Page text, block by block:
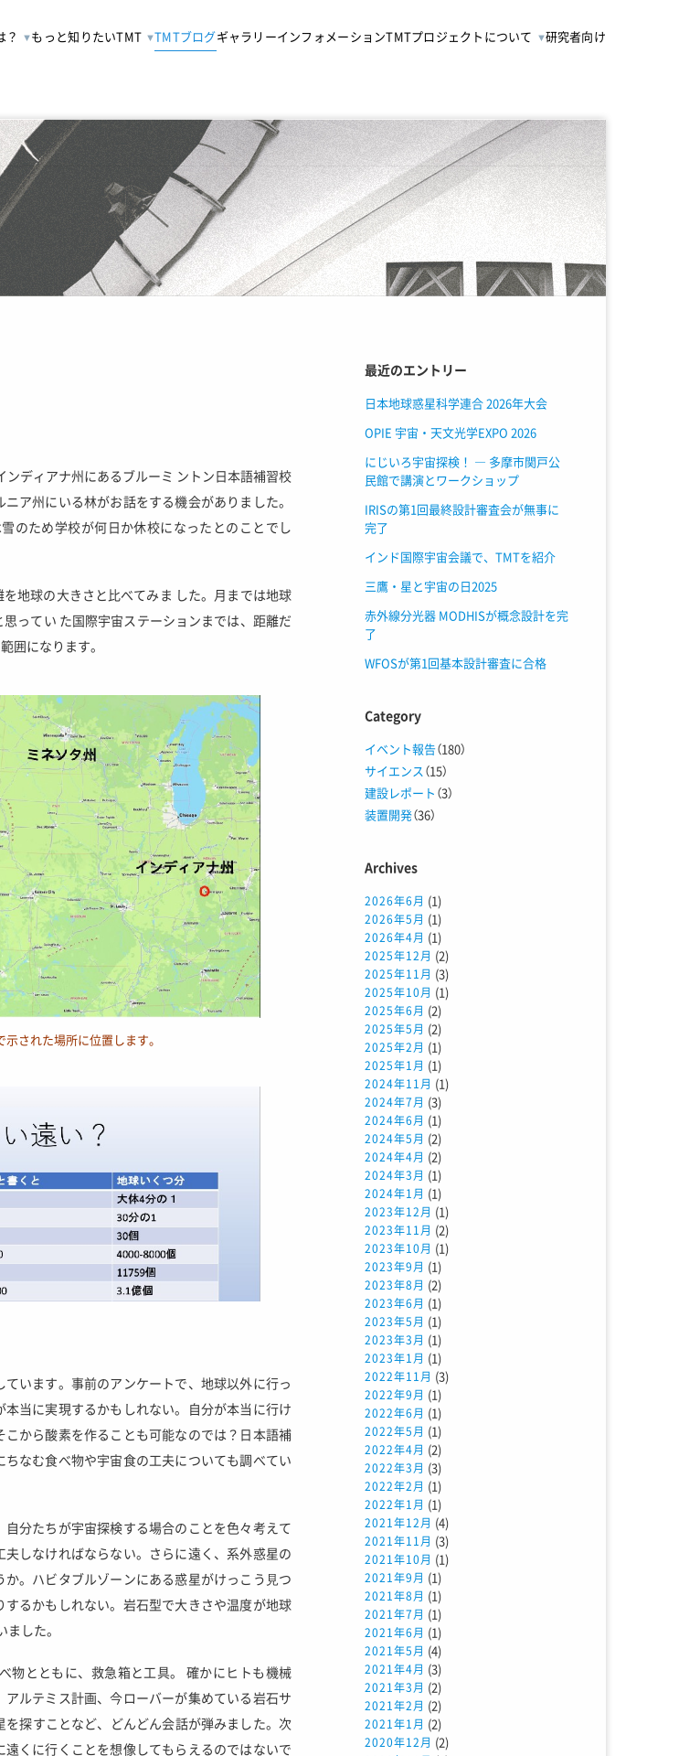
？ もっと知りたいTMT TMTブログギャラリーインフォメーションTMTプロジェクトについて 研究者向け
ディアナ州にあるブルーミ ントン日本語補習校
ア州にいる林がお話をする機会がありました。
のため学校が何日か休校になったとのことでし
地球の大きさと比べてみま した。月までは地球
ってい た国際宇宙ステーションまでは、距離だ
囲になります。
された場所に位置します。
います。事前のアンケートで、地球以外に行っ
当に実現するかもしれない。自分が本当に行け
から酸素を作ることも可能なのでは？日本語補
なむ食べ物や宇宙食の工夫についても調べてい
分たちが宇宙探検する場合のことを色々考えて
しなければならない。さらに遠く、系外惑星の
。ハビタブルゾーンにある惑星がけっこう⾒つ
るかもしれない。岩石型で大きさや温度が地球
した。
物とともに、救急箱と工具。 確かにヒトも機械
ルテミス計画、今ローバーが集めている岩石サ
探すことなど、どんどん会話が弾みました。次
くに行くことを想像してもらえるのではないで
最近のエントリー
日本地球惑星科学連合 2026年大会
OPIE 宇宙・天文光学EXPO 2026
にじいろ宇宙探検！ ― 多摩市関戸公
民館で講演とワークショップ
IRISの第1回最終設計審査会が無事に
完了
インド国際宇宙会議で、TMTを紹介
三鷹・星と宇宙の日2025
赤外線分光器 MODHISが概念設計を完
了
WFOSが第1回基本設計審査に合格
Category
イベント報告（180）
サイエンス （15）
建設レポート （3）
装置開発（36）
Archives
2026年6月 (1)
2026年5月 (1)
2026年4月 (1)
2025年12月 (2)
2025年11月 (3)
2025年10月 (1)
2025年6月 (2)
2025年5月 (2)
2025年2月 (1)
2025年1月 (1)
2024年11月 (1)
2024年7月 (3)
2024年6月 (1)
2024年5月 (2)
2024年4月 (2)
2024年3月 (1)
2024年1月 (1)
2023年12月 (1)
2023年11月 (2)
2023年10月 (1)
2023年9月 (1)
2023年8月 (2)
2023年6月 (1)
2023年5月 (1)
2023年3月 (1)
2023年1月 (1)
2022年11月 (3)
2022年9月 (1)
2022年6月 (1)
2022年5月 (1)
2022年4月 (2)
2022年3月 (3)
2022年2月 (1)
2022年1月 (1)
2021年12月 (4)
2021年11月 (3)
2021年10月 (1)
2021年9月 (1)
2021年8月 (1)
2021年7月 (1)
2021年6月 (1)
2021年5月 (4)
2021年4月 (3)
2021年3月 (2)
2021年2月 (2)
2021年1月 (2)
2020年12月 (2)